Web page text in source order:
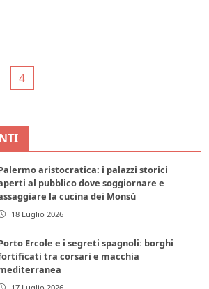
4
aristocratica: i palazzi storici
al pubblico dove soggiornare e
la cucina dei Monsù
18 Luglio 2026
Ercole e i segreti spagnoli: borghi
tra corsari e macchia